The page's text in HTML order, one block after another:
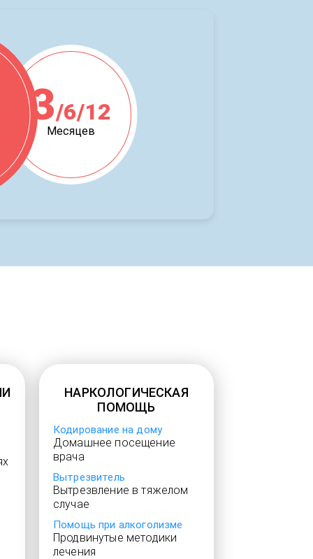
3/6/12
Месяцев
НАРКОЛОГИЧЕСКАЯ
ПОМОЩЬ
Кодирование на дому
Домашнее посещение
врача
Вытрезвитель
Вытрезвление в тяжелом
случае
Помощь при алкоголизме
Продвинутые методики
лечения